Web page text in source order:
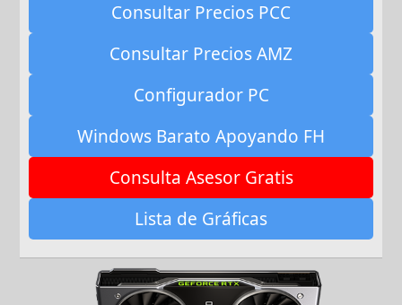
Consultar Precios PCC
Consultar Precios AMZ
Configurador PC
Windows Barato Apoyando FH
Consulta Asesor Gratis
Lista de Gráficas